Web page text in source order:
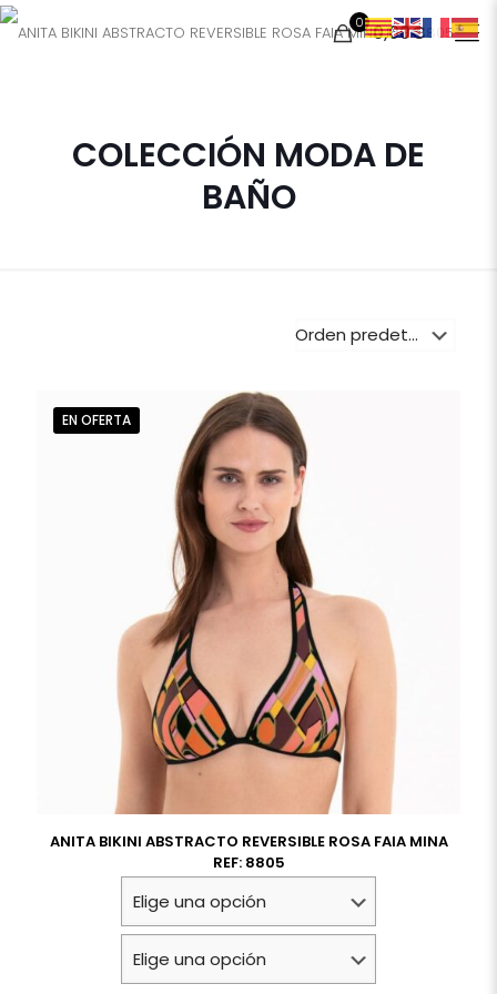
0 0,00€
COLECCIÓN MODA DE
BAÑO
EN OFERTA
ANITA BIKINI ABSTRACTO REVERSIBLE ROSA FAIA MINA
REF: 8805